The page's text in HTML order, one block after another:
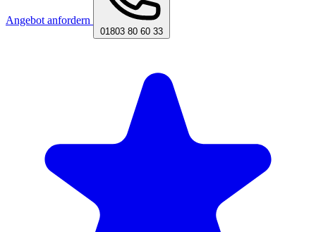
Angebot anfordern
01803 80 60 33